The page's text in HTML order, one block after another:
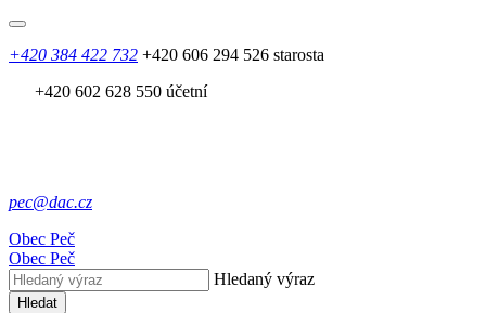
+420 384 422 732 +420 606 294 526 starosta
+420 602 628 550 účetní
pec@dac.cz
Obec Peč
Obec Peč
Hledaný výraz
Hledat